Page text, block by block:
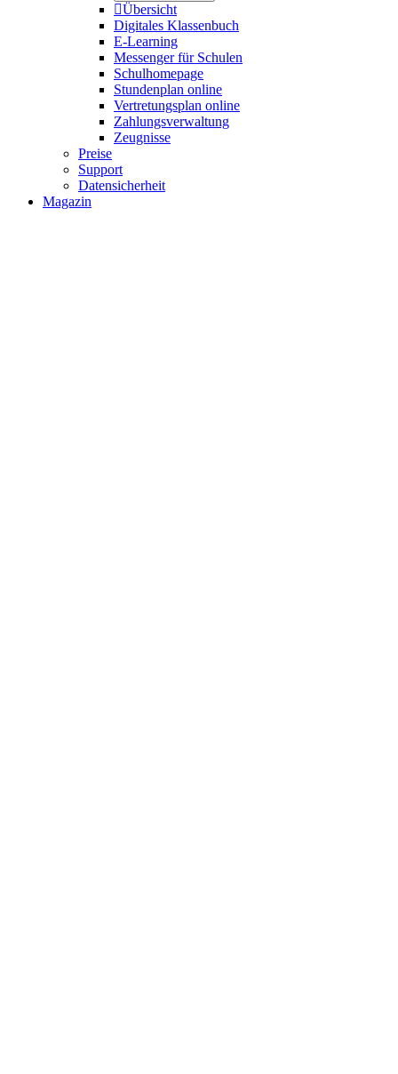
Übersicht
Digitales Klassenbuch
E-Learning
Messenger für Schulen
Schulhomepage
Stundenplan online
Vertretungsplan online
Zahlungsverwaltung
Zeugnisse
Preise
Support
Datensicherheit
Magazin